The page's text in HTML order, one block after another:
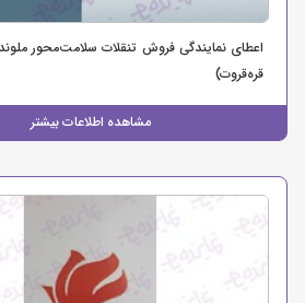
اعطای نمایندگی فروش تنقلات سلامت‌محور
قره‌قروت)
مشاهده اطلاعات بیشتر